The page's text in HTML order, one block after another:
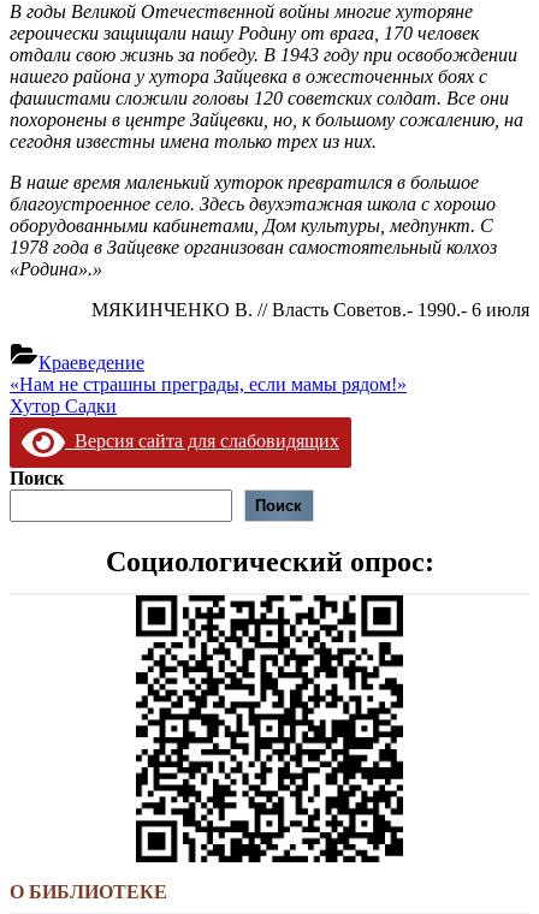
В годы Великой Отечественной войны многие хуторяне
героически защищали нашу Родину от врага, 170 человек
отдали свою жизнь за победу. В 1943 году при освобождении
нашего района у хутора Зайцевка в ожесточенных боях с
фашистами сложили головы 120 советских солдат. Все они
похоронены в центре Зайцевки, но, к большому сожалению, на
сегодня известны имена только трех из них.
В наше время маленький хуторок превратился в большое
благоустроенное село. Здесь двухэтажная школа с хорошо
оборудованными кабинетами, Дом культуры, медпункт. С
1978 года в Зайцевке организован самостоятельный колхоз
«Родина».»
МЯКИНЧЕНКО В. // Власть Советов.- 1990.- 6 июля
Краеведение
Навигация
по
записям
Предыдущая
запись:
«Нам не страшны преграды, если мамы рядом!»
Следующая
запись:
Хутор Садки
Версия сайта для слабовидящих
Поиск
Поиск
Социологический опрос:
О БИБЛИОТЕКЕ